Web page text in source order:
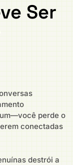
Ser
perde o
conectadas
destrói a